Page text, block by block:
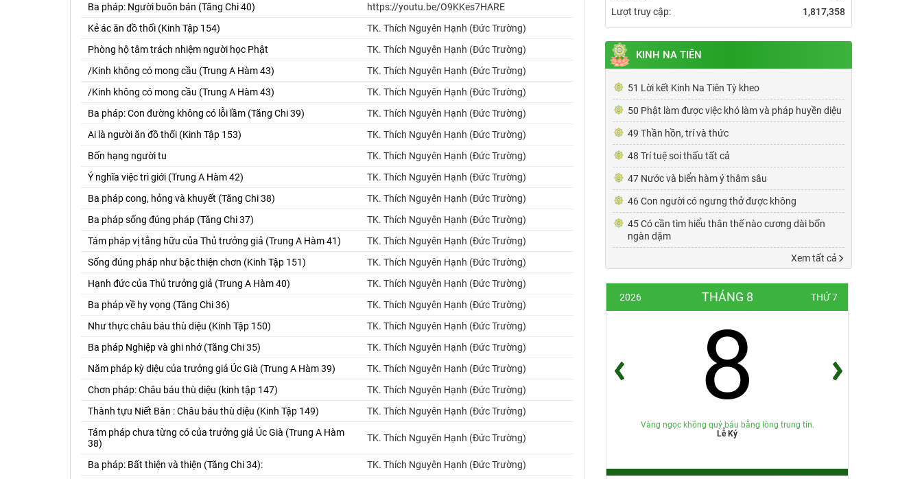
Ba pháp: Người buôn bán (Tăng Chi 40)
https://youtu.be/O9KKes7HARE
Kẻ ác ăn đồ thối (Kinh Tập 154)
TK. Thích Nguyên Hạnh (Đức Trường)
Phòng hộ tâm trách nhiệm người học Phật
TK. Thích Nguyên Hạnh (Đức Trường)
/Kinh không có mong cầu (Trung A Hàm 43)
TK. Thích Nguyên Hạnh (Đức Trường)
/Kinh không có mong cầu (Trung A Hàm 43)
TK. Thích Nguyên Hạnh (Đức Trường)
Ba pháp: Con đường không có lỗi lầm (Tăng Chi 39)
TK. Thích Nguyên Hạnh (Đức Trường)
Ai là người ăn đồ thối (Kinh Tập 153)
TK. Thích Nguyên Hạnh (Đức Trường)
Bốn hạng người tu
TK. Thích Nguyên Hạnh (Đức Trường)
Ý nghĩa việc trì giới (Trung A Hàm 42)
TK. Thích Nguyên Hạnh (Đức Trường)
Ba pháp cong, hỏng và khuyết (Tăng Chi 38)
TK. Thích Nguyên Hạnh (Đức Trường)
Ba pháp sống đúng pháp (Tăng Chi 37)
TK. Thích Nguyên Hạnh (Đức Trường)
Tám pháp vị tằng hữu của Thủ trưởng giả (Trung A Hàm 41)
TK. Thích Nguyên Hạnh (Đức Trường)
Sống đúng pháp như bậc thiện chơn (Kinh Tập 151)
TK. Thích Nguyên Hạnh (Đức Trường)
Hạnh đức của Thủ trưởng giả (Trung A Hàm 40)
TK. Thích Nguyên Hạnh (Đức Trường)
Ba pháp về hy vọng (Tăng Chi 36)
TK. Thích Nguyên Hạnh (Đức Trường)
Như thực châu báu thù diệu (Kinh Tập 150)
TK. Thích Nguyên Hạnh (Đức Trường)
Ba pháp Nghiệp và ghi nhớ (Tăng Chi 35)
TK. Thích Nguyên Hạnh (Đức Trường)
Năm pháp kỳ diệu của trưởng giả Úc Già (Trung A Hàm 39)
TK. Thích Nguyên Hạnh (Đức Trường)
Chơn pháp: Châu báu thù diệu (kinh tập 147)
TK. Thích Nguyên Hạnh (Đức Trường)
Thành tựu Niết Bàn : Châu báu thù diệu (Kinh Tập 149)
TK. Thích Nguyên Hạnh (Đức Trường)
Tám pháp chưa từng có của trưởng giả Úc Già (Trung A Hàm
38)
TK. Thích Nguyên Hạnh (Đức Trường)
Ba pháp: Bất thiện và thiện (Tăng Chi 34):
TK. Thích Nguyên Hạnh (Đức Trường)
Lượt truy cập:
1,817,358
KINH NA TIÊN
51 Lời kết Kinh Na Tiên Tỳ kheo
50 Phật làm được việc khó làm và pháp huyền diệu
49 Thần hồn, trí và thức
48 Trí tuệ soi thấu tất cả
47 Nước và biển hàm ý thâm sâu
46 Con người có ngưng thở được không
45 Có cần tìm hiểu thân thế nào cương dài bốn
ngàn dặm
Xem tất cả
2026 THÁNG 8 THỨ 7
8
Vàng ngọc không quý báu bằng lòng trung tín.
Lễ Ký